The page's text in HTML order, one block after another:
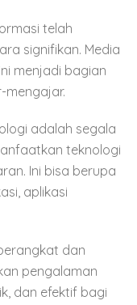
telah
signifikan. Media
menjadi bagian
mengajar.
adalah segala
teknologi
Ini bisa berupa
aplikasi
dan
pengalaman
dan efektif bagi